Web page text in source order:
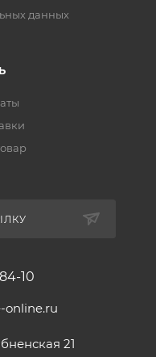
данных
10
online.ru
21